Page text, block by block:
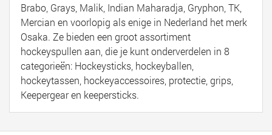
Brabo, Grays, Malik, Indian Maharadja, Gryphon, TK,
Mercian en voorlopig als enige in Nederland het merk
Osaka. Ze bieden een groot assortiment
hockeyspullen aan, die je kunt onderverdelen in 8
categorieën: Hockeysticks, hockeyballen,
hockeytassen, hockeyaccessoires, protectie, grips,
Keepergear en keepersticks.